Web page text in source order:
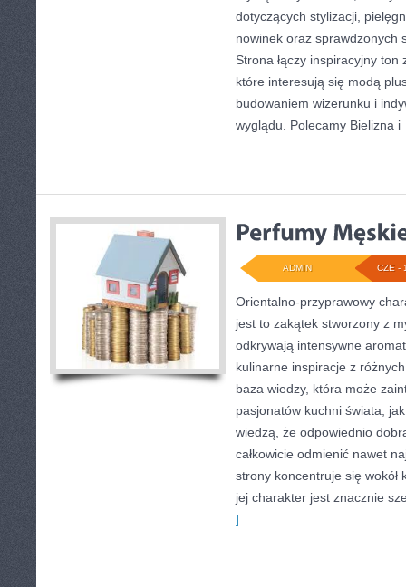
dotyczących stylizacji,
nowinek oraz sprawdzonych
Strona łączy inspiracyjny
które interesują się modą
budowaniem wizerunku i
wyglądu. Polecamy Bielizna i
CZE -
ADMIN
Orientalno-przyprawowy
jest to zakątek stworzony z
odkrywają intensywne
kulinarne inspiracje z
baza wiedzy, która może
pasjonatów kuchni świata,
wiedzą, że odpowiednio
całkowicie odmienić nawet
strony koncentruje się wokół
jej charakter jest znacznie
]